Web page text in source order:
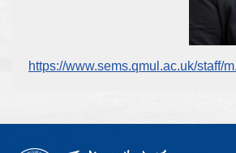
https://www.sems.qmul.ac.uk/staff/